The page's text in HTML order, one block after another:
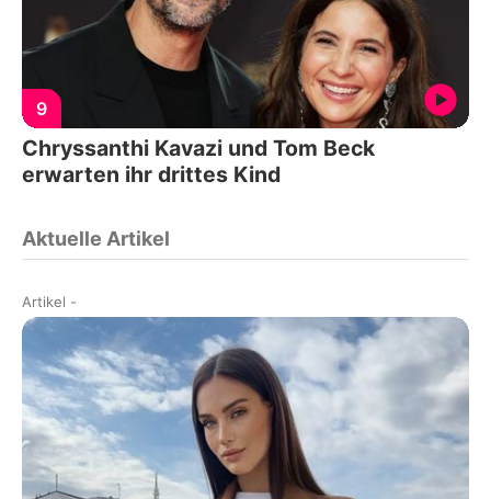
9
Chryssanthi Kavazi und Tom Beck
erwarten ihr drittes Kind
Aktuelle Artikel
Artikel -